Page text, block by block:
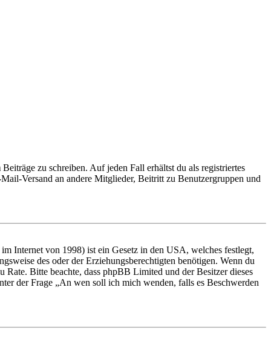
zu schreiben. Auf jeden Fall erhältst du als registriertes
Versand an andere Mitglieder, Beitritt zu Benutzergruppen und
Internet von 1998) ist ein Gesetz in den USA, welches festlegt,
des oder der Erziehungsberechtigten benötigen. Wenn du
Bitte beachte, dass phpBB Limited und der Besitzer dieses
der Frage „An wen soll ich mich wenden, falls es Beschwerden